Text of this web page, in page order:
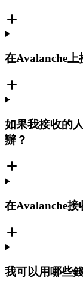
在Avalanche上
如果我接收的
辦？
在Avalanche接
我可以用哪些